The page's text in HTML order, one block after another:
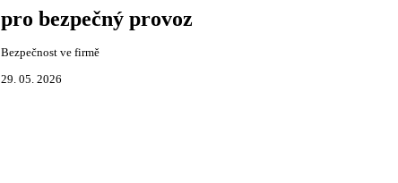
pro bezpečný provoz
Bezpečnost ve firmě
29. 05. 2026